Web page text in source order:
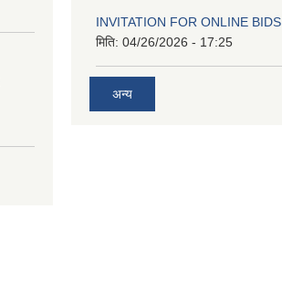
INVITATION FOR ONLINE BIDS
मिति: 04/26/2026 - 17:25
अन्य